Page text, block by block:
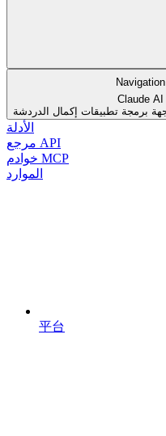
Navigation
Claude AI
الأدلة
مرجع API
خوادم MCP
الموارد
平台